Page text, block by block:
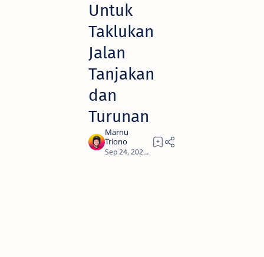
Untuk
Taklukan
Jalan
Tanjakan
dan
Turunan